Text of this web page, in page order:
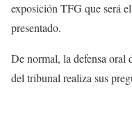
exposición TFG que será
presentado.
De normal, la defensa oral
del tribunal realiza sus